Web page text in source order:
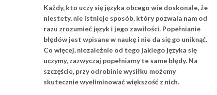
Każdy, kto uczy się języka obcego wie doskonale, że
niestety, nie istnieje sposób, który pozwala nam od
razu zrozumieć język i jego zawiłości. Popełnianie
błędów jest wpisane w naukę i nie da się go uniknąć.
Co więcej, niezależnie od tego jakiego języka się
uczymy, zazwyczaj popełniamy te same błędy. Na
szczęście, przy odrobinie wysiłku możemy
skutecznie wyeliminować większość z nich.